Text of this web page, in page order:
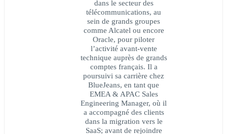
dans le secteur des
télécommunications, au
sein de grands groupes
comme Alcatel ou encore
Oracle, pour piloter
l’activité avant-vente
technique auprès de grands
comptes français. Il a
poursuivi sa carrière chez
BlueJeans, en tant que
EMEA & APAC Sales
Engineering Manager, où il
a accompagné des clients
dans la migration vers le
SaaS; avant de rejoindre